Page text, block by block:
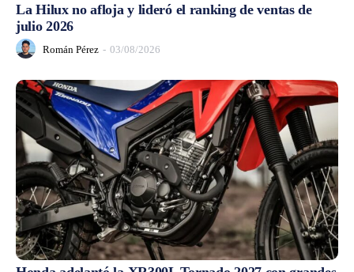
La Hilux no afloja y lideró el ranking de ventas de
julio 2026
Román Pérez - 03/08/2026